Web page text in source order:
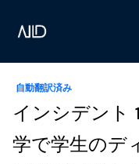
自動翻訳済み
インシデント
学で学生のデ